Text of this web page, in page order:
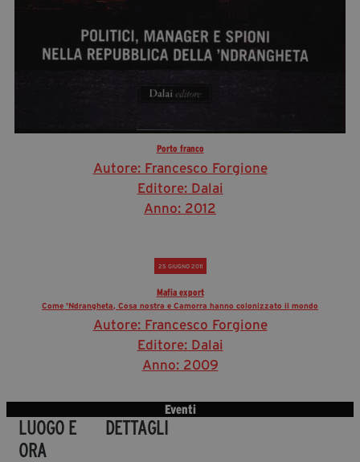
Porto franco
Autore: Francesco Forgione
Editore: Dalai
Anno: 2012
25 GIUGNO 2011
Mafia export
Come 'Ndrangheta, Cosa nostra e Camorra hanno colonizzato il mondo
Autore: Francesco Forgione
Editore: Dalai
Anno: 2009
Eventi
LUOGO E
ORA
DETTAGLI